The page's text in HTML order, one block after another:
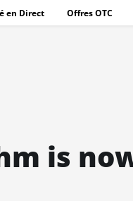
en Direct Offres OTC
is